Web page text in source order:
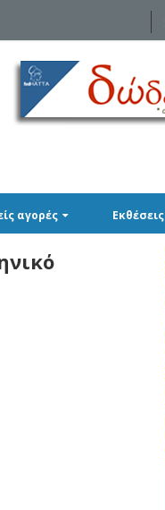
αγορές Εκθέσεις